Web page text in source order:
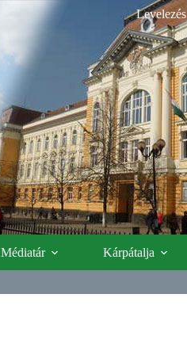
Levelezés
Médiatár Kárpátalja